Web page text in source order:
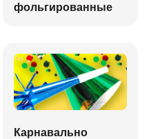
фольгированные
Карнавально